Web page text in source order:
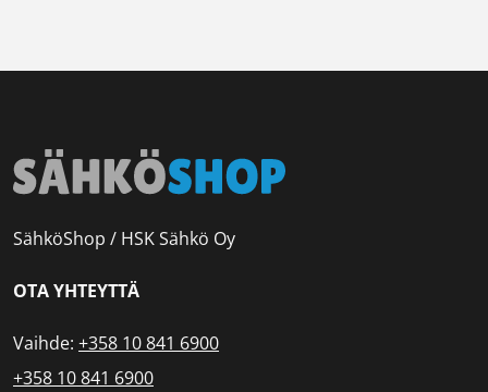
SähköShop / HSK Sähkö Oy
OTA YHTEYTTÄ
Vaihde: +358 10 841 6900
+358 10 841 6900